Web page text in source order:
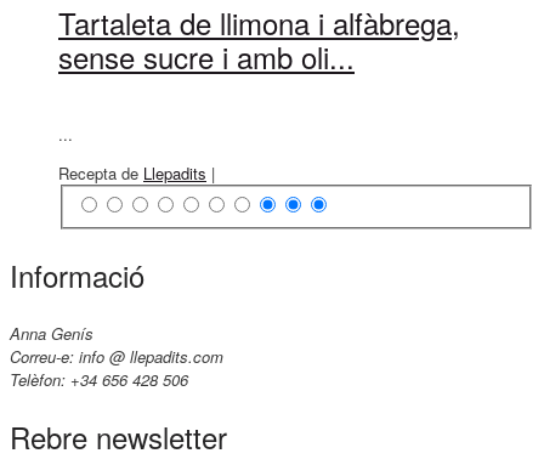
Tartaleta de llimona i alfàbrega,
sense sucre i amb oli...
...
Recepta de Llepadits |
Informació
Anna Genís
Correu-e: info @ llepadits.com
Telèfon: +34 656 428 506
Rebre newsletter